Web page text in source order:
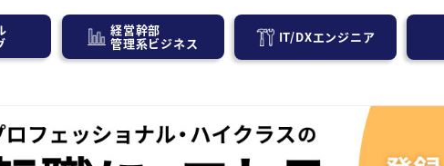
経営幹部
管理系ビジネス IT/DXエンジニア